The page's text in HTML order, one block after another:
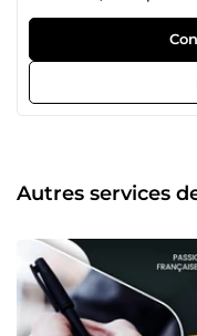
impeccables,
précision, élégance
Diplômé d’une école
marketing digital, je
vos textes, qu’ils
Présentations qui
Documents de
mets mon expertise
donner vie à vos idées
vendeur&quot; et
Autres services